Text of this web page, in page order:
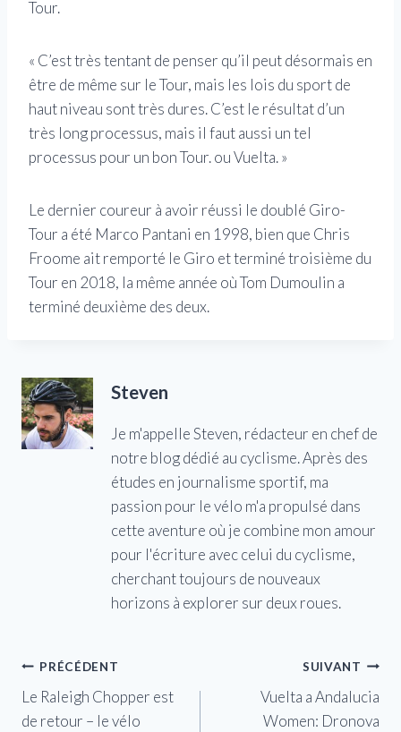
Tour.
« C’est très tentant de penser qu’il peut désormais en
être de même sur le Tour, mais les lois du sport de
haut niveau sont très dures. C’est le résultat d’un
très long processus, mais il faut aussi un tel
processus pour un bon Tour. ou Vuelta. »
Le dernier coureur à avoir réussi le doublé Giro-
Tour a été Marco Pantani en 1998, bien que Chris
Froome ait remporté le Giro et terminé troisième du
Tour en 2018, la même année où Tom Dumoulin a
terminé deuxième des deux.
Steven
Je m'appelle Steven, rédacteur en chef de
notre blog dédié au cyclisme. Après des
études en journalisme sportif, ma
passion pour le vélo m'a propulsé dans
cette aventure où je combine mon amour
pour l'écriture avec celui du cyclisme,
cherchant toujours de nouveaux
horizons à explorer sur deux roues.
Navigation
de
PRÉCÉDENT
Le Raleigh Chopper est
de retour – le vélo
SUIVANT
Vuelta a Andalucia
Women: Dronova